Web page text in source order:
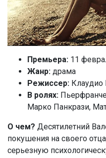
Премьера: 11
Жанр: драма
Режиссер: Клаудио
В ролях:
Марко Панкрази,
О чем? Десятилетний
покушения на своего
серьезную